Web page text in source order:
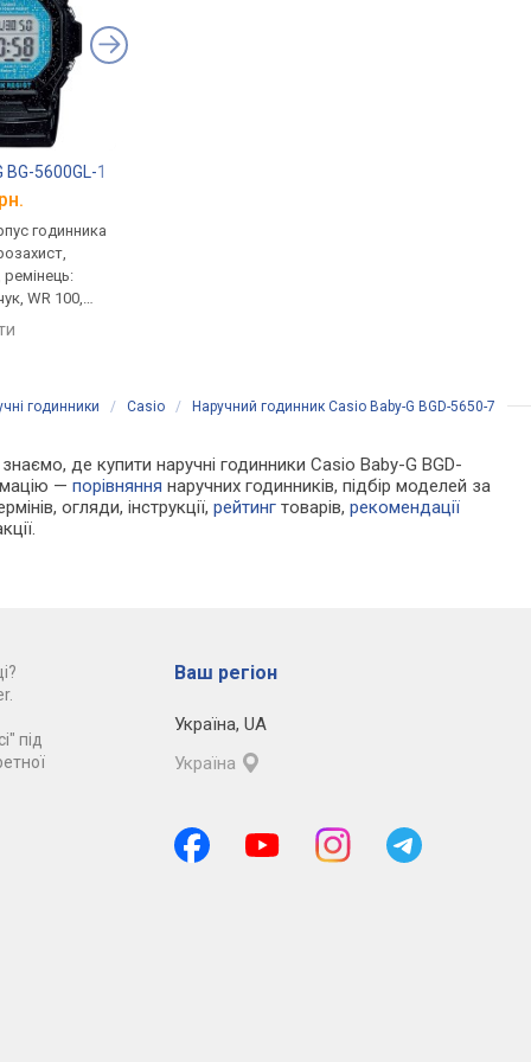
BG-5600GL-1
годинника
ремінець:
WR 100,
годинники / Casio / Наручний годинник Casio Baby-G BGD-5650-7
де купити наручні годинники Casio Baby-G BGD-
—порівняння наручних годинників, підбір моделей за
огляди, інструкції,рейтинг товарів,рекомендації
під
Ваш регіон
Україна, UA
Україна